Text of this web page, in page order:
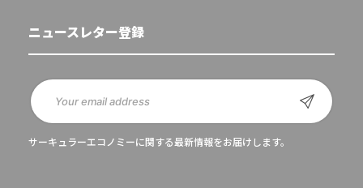
ニュースレター登録
サーキュラーエコノミーに関する最新情報をお届けします。